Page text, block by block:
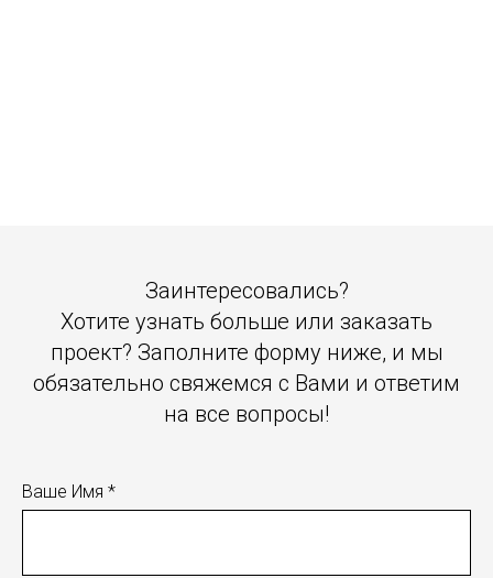
Заинтересовались?
Хотите узнать больше или заказать
проект? Заполните форму ниже, и мы
обязательно свяжемся с Вами и ответим
на все вопросы!
Ваше Имя *